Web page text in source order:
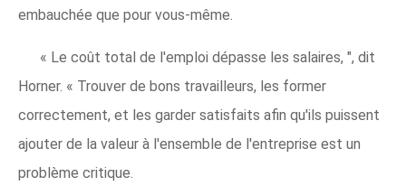
embauchée que pour vous-même.
« Le coût total de l'emploi dépasse les salaires, ", dit
Horner. « Trouver de bons travailleurs, les former
correctement, et les garder satisfaits afin qu'ils puissent
ajouter de la valeur à l'ensemble de l'entreprise est un
problème critique.